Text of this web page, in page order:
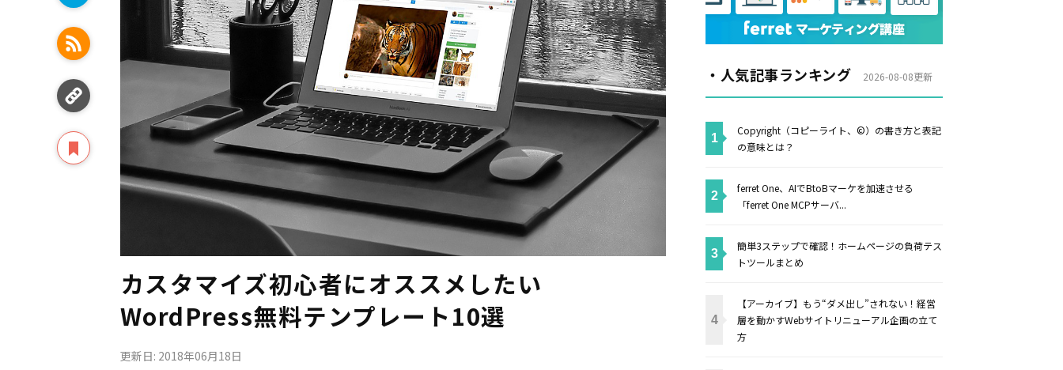
カスタマイズ初心者にオススメしたい
WordPress無料テンプレート10選
更新日: 2018年06月18日
・人気記事ランキング 2026-08-08更新
Copyright（コピーライト、©）の書き方と表記
の意味とは？
ferret One、AIでBtoBマーケを加速させる
「ferret One MCPサーバ...
簡単3ステップで確認！ホームページの負荷テス
トツールまとめ
【アーカイブ】もう“ダメ出し”されない！経営
層を動かすWebサイトリニューアル企画の立て
方